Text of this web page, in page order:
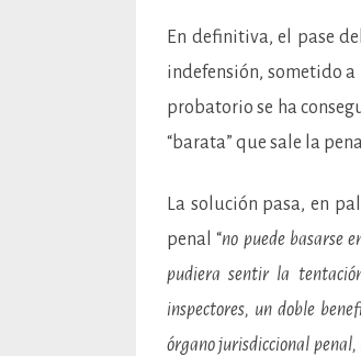
En definitiva, el pase
indefensión, sometido
probatorio se ha
“barata” que sale la
La solución pasa, en
penal “no puede basarse
pudiera sentir la
inspectores, un doble
órgano jurisdiccional